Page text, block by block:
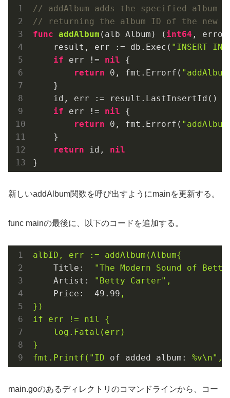
// addAlbum adds the specified album
// returning the album ID of the new
func addAlbum (alb Album) ( int64 ,
    result, err := db.Exec(
"INSERT
if err != nil {
return
0 , fmt.Errorf(
    }
    id, err := result.LastInsertId()
if err != nil {
return
0 , fmt.Errorf(
    }
return id, nil
}
新しいaddAlbum関数を呼び出すようにmainを更新する。
func mainの最後に、以下のコードを追加する。
albID, err :=
addAlbum(Album{
Title:
"The Modern Sound of
Artist:
"Betty Carter" ,
Price:
49.99 ,
})
if
err != nil
{
log.Fatal(err)
}
fmt.Printf("ID
of added album: %v\n",
main.goのあるディレクトリのコマンドラインから、コー